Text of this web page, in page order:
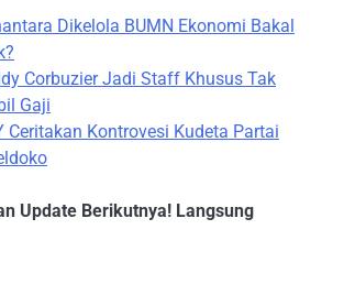
Dikelola BUMN Ekonomi Bakal
Corbuzier Jadi Staff Khusus Tak
Gaji
Ceritakan Kontrovesi Kudeta Partai
Update Berikutnya! Langsung